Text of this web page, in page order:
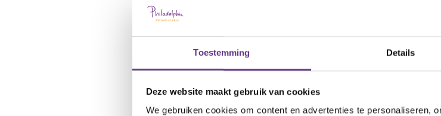
Toestemming Details
Deze website maakt gebruik van cookies
We gebruiken cookies om content en advertenties te personaliseren,